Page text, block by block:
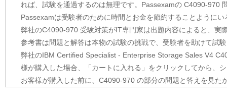
れば、試験を通過するのは無理です。Passexamの C4090-970
Passexamは受験者のために時間とお金を節約することように
弊社のC4090-970 受験対策がIT専門家は出題内容によると、
参考書は問題と解答は本物の試験の挑戦で、受験者を助けて試
弊社のIBM Certified Specialist - Enterprise Storage Sales V4
様が購入した場合、「カートに入れる」をクリックしてから、
お客様が購入した前に、C4090-970 の部分の問題と答えを見